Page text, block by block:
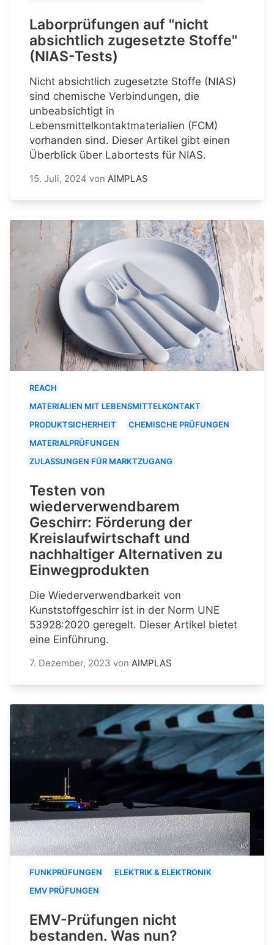
Laborprüfungen auf "nicht
absichtlich zugesetzte Stoffe"
(NIAS-Tests)
Nicht absichtlich zugesetzte Stoffe (NIAS)
sind chemische Verbindungen, die
unbeabsichtigt in
Lebensmittelkontaktmaterialien (FCM)
vorhanden sind. Dieser Artikel gibt einen
Überblick über Labortests für NIAS.
15. Juli, 2024 von AIMPLAS
REACH
MATERIALIEN MIT LEBENSMITTELKONTAKT
PRODUKTSICHERHEIT
CHEMISCHE PRÜFUNGEN
MATERIALPRÜFUNGEN
ZULASSUNGEN FÜR MARKTZUGANG
Testen von
wiederverwendbarem
Geschirr: Förderung der
Kreislaufwirtschaft und
nachhaltiger Alternativen zu
Einwegprodukten
Die Wiederverwendbarkeit von
Kunststoffgeschirr ist in der Norm UNE
53928:2020 geregelt. Dieser Artikel bietet
eine Einführung.
7. Dezember, 2023 von AIMPLAS
FUNKPRÜFUNGEN
ELEKTRIK & ELEKTRONIK
EMV PRÜFUNGEN
EMV-Prüfungen nicht
bestanden. Was nun?